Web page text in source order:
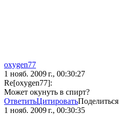
oxygen77
1 нояб. 2009 г., 00:30:27
Re[oxygen77]:
Может окунуть в спирт?
ОтветитьЦитироватьПоделиться
1 нояб. 2009 г., 00:30:35